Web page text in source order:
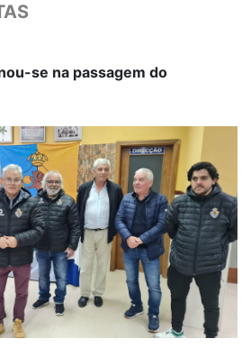
se na passagem do